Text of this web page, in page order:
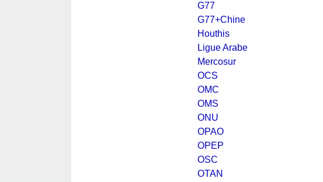
G77
G77+Chine
Houthis
Ligue Arabe
Mercosur
OCS
OMC
OMS
ONU
OPAO
OPEP
OSC
OTAN